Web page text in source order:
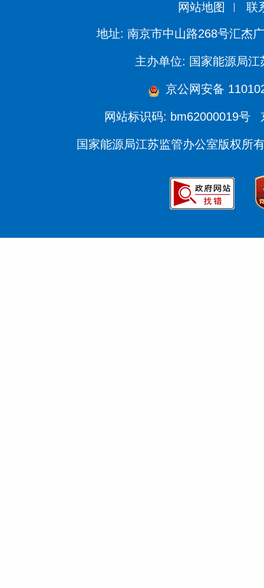
网站地图 联
地址: 南京市中山路268号汇杰
主办单位: 国家能源局江
京公网安备
网站标识码: bm62000019号
国家能源局江苏监管办公室版权所